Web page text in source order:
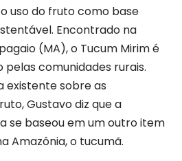
uso do fruto como base
Encontrado na
(MA), o Tucum Mirim é
comunidades rurais.
existente sobre as
Gustavo diz que a
se baseou em um outro item
Amazônia, o tucumã.